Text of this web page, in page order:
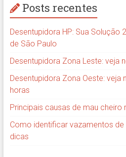
Posts recentes
Desentupidora HP: Sua Solução
de São Paulo
Desentupidora Zona Leste: veja
Desentupidora Zona Oeste: veja
horas
Principais causas de mau cheiro
Como identificar vazamentos de
dicas